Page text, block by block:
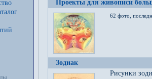
Проекты для живописи
62 фото,
Зодиак
Рисунки